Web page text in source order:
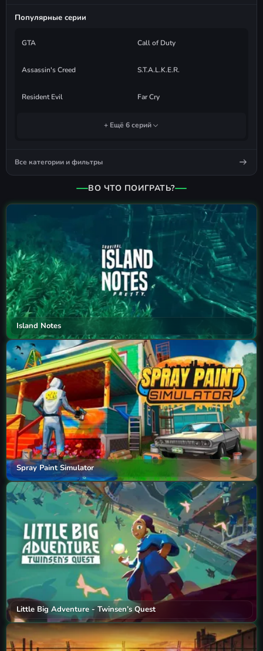
Популярные серии
GTA Call of Duty
Assassin's Creed S.T.A.L.K.E.R.
Resident Evil Far Cry
+ Ещё 6 серий
Все категории и фильтры
ВО ЧТО ПОИГРАТЬ?
Island Notes
Spray Paint Simulator
Little Big Adventure - Twinsen’s Quest